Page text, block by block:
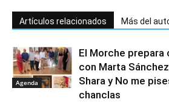
Artículos relacionados Más del
Agenda
El Morche prepara
con Marta
Shara y No me
chanclas